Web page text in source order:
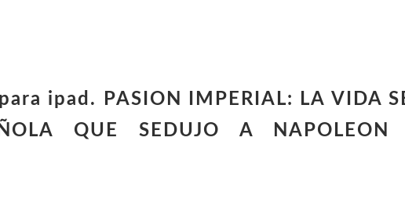
ipad. PASION IMPERIAL: LA VIDA
QUE SEDUJO A